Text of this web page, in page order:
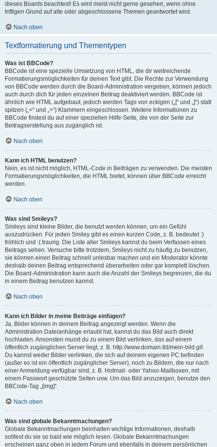
dieses Boards beachtest! Es wird meist nicht gerne gesehen, wenn ohne
triftigen Grund auf alte oder abgeschlossene Themen geantwortet wird.
Nach oben
Textformatierung und Thementypen
Was ist BBCode?
BBCode ist eine spezielle Umsetzung von HTML, die dir weitreichende
Formatierungsmöglichkeiten für deinen Text gibt. Die Rechte zur Verwendung
von BBCode werden durch die Board-Administration vergeben, können jedoch
auch durch dich für jeden einzelnen Beitrag deaktiviert werden. BBCode ist
ähnlich wie HTML aufgebaut, jedoch werden Tags von eckigen („[“ und „]“) statt
spitzen („<“ und „>“) Klammern eingeschlossen. Weitere Informationen zu
BBCode findest du auf einer speziellen Hilfe-Seite, die von der Seite zur
Beitragserstellung aus zugänglich ist.
Nach oben
Kann ich HTML benutzen?
Nein, es ist nicht möglich, HTML-Code in Beiträgen zu verwenden. Die meisten
Formatierungsmöglichkeiten, die HTML bietet, können über BBCode erreicht
werden.
Nach oben
Was sind Smileys?
Smileys sind kleine Bilder, die benutzt werden können, um ein Gefühl
auszudrücken. Für jeden Smiley gibt es einen kurzen Code, z. B. bedeutet :)
fröhlich und :( traurig. Die Liste aller Smileys kannst du beim Verfassen eines
Beitrags sehen. Versuche bitte trotzdem, Smileys nicht zu häufig zu benutzen,
sie können einen Beitrag schnell unlesbar machen und ein Moderator könnte
deshalb deinen Beitrag entsprechend überarbeiten oder gar komplett löschen.
Die Board-Administration kann auch die Anzahl der Smileys begrenzen, die du
in einem Beitrag benutzen kannst.
Nach oben
Kann ich Bilder in meine Beiträge einfügen?
Ja, Bilder können in deinem Beitrag angezeigt werden. Wenn die
Administration Dateianhänge erlaubt hat, kannst du das Bild auch direkt
hochladen. Ansonsten musst du zu einem Bild verlinken, das auf einem
öffentlich zugänglichen Server liegt, z. B. http://www.domain.tld/mein-bild.gif.
Du kannst weder Bilder verlinken, die sich auf deinem eigenen PC befinden
(außer es ist ein öffentlich zugänglicher Server), noch zu Bildern, die nur nach
einer Anmeldung verfügbar sind, z. B. Hotmail- oder Yahoo-Mailboxen, mit
einem Passwort geschützte Seiten usw. Um das Bild anzuzeigen, benutze den
BBCode-Tag „[img]“.
Nach oben
Was sind globale Bekanntmachungen?
Globale Bekanntmachungen beinhalten wichtige Informationen, deshalb
solltest du sie so bald wie möglich lesen. Globale Bekanntmachungen
erscheinen ganz oben in jedem Forum und ebenfalls in deinem persönlichen